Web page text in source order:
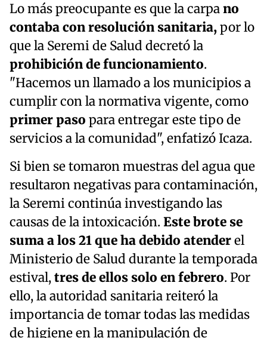
Lo más preocupante es que la carpano
contaba con resolución sanitaria,por lo
que la Seremi de Salud decretó la
prohibición de funcionamiento.
"Hacemos un llamado a los municipios a
cumplir con la normativa vigente, como
primer paso para entregar este tipo de
servicios a la comunidad", enfatizó Icaza.
Si bien se tomaron muestras del agua que
resultaron negativas para contaminación,
la Seremi continúa investigando las
causas de la intoxicación. Este brote se
suma a los 21 que ha debido atenderel
Ministerio de Salud durante la temporada
estival,tres de ellos solo en febrero. Por
ello, la autoridad sanitaria reiteró la
importancia de tomar todas las medidas
de higiene en la manipulación de